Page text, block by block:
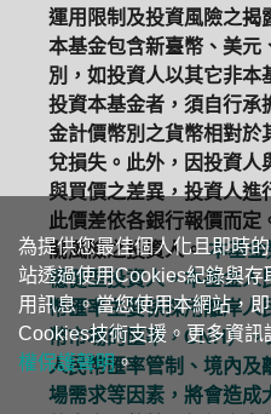
運用限制及投資風險之揭
本基金包含新臺幣、美元
別，如投資人以其它非本
投資本基金者，須自行承
金計價幣別之貨幣相對於
兌損失。此外，因投資人
與買價之差異，投資人進
此價差依各銀行報價而定
關風險之投資人。 本基金
穩健型投資人。本基金人
幣匯率主要係採用離岸人
幣市場的匯率，CNH）
人民幣匯率管制、境內及
場需求等因素，將會造成
為提供您最佳個人化且即時
站透過使用Cookies紀錄與存
用訊息。當您使用本網站，
Cookies技術支援。更多資訊
權保護聲明。